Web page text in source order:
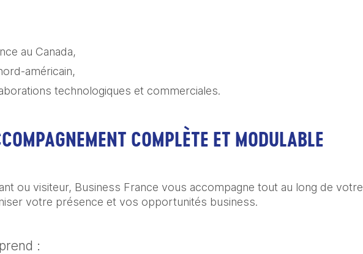
au Canada,
américain,
technologiques et commerciales.
COMPLÈTE ET MODULABLE
ou visiteur, Business France vous accompagne tout au long de votre
votre présence et vos opportunités business.
: